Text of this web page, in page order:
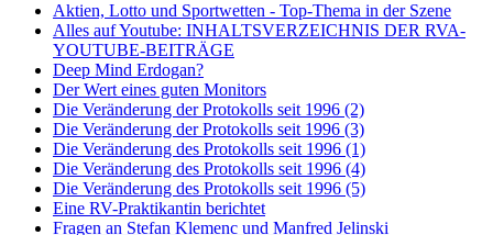
Aktien, Lotto und Sportwetten - Top-Thema in der Szene
Alles auf Youtube: INHALTSVERZEICHNIS DER RVA-
YOUTUBE-BEITRÄGE
Deep Mind Erdogan?
Der Wert eines guten Monitors
Die Veränderung der Protokolls seit 1996 (2)
Die Veränderung der Protokolls seit 1996 (3)
Die Veränderung des Protokolls seit 1996 (1)
Die Veränderung des Protokolls seit 1996 (4)
Die Veränderung des Protokolls seit 1996 (5)
Eine RV-Praktikantin berichtet
Fragen an Stefan Klemenc und Manfred Jelinski